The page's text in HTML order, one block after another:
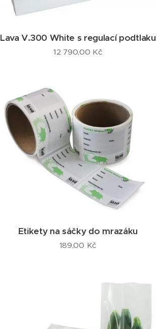
Lava V.300 White s regulací podtlaku
12 790,00 Kč
Etikety na sáčky do mrazáku
189,00 Kč